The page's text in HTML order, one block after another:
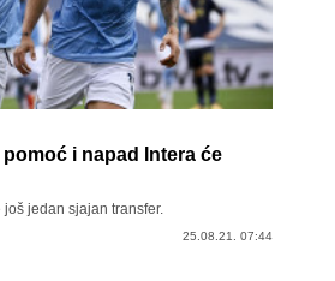
i napad Intera će
jedan sjajan transfer.
25.08.21. 07:44